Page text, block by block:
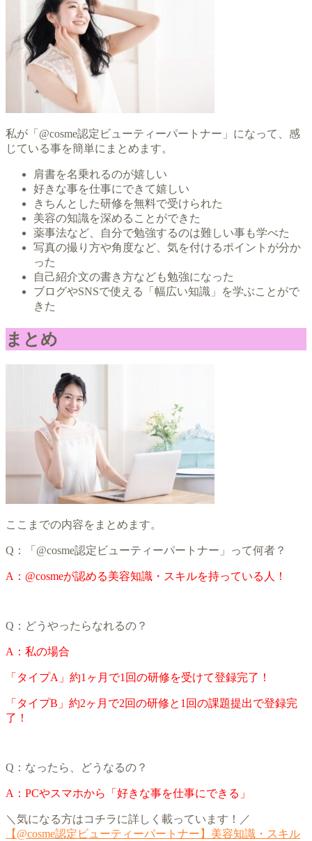
私が「@cosme認定ビューティーパートナー」になって、感
じている事を簡単にまとめます。
肩書を名乗れるのが嬉しい
好きな事を仕事にできて嬉しい
きちんとした研修を無料で受けられた
美容の知識を深めることができた
薬事法など、自分で勉強するのは難しい事も学べた
写真の撮り方や角度など、気を付けるポイントが分か
った
自己紹介文の書き方なども勉強になった
ブログやSNSで使える「幅広い知識」を学ぶことがで
きた
まとめ
ここまでの内容をまとめます。
Q：「@cosme認定ビューティーパートナー」って何者？
A：@cosmeが認める美容知識・スキルを持っている人！
Q：どうやったらなれるの？
A：私の場合
「タイプA」約1ヶ月で1回の研修を受けて登録完了！
「タイプB」約2ヶ月で2回の研修と1回の課題提出で登録完
了！
Q：なったら、どうなるの？
A：PCやスマホから「好きな事を仕事にできる」
＼気になる方はコチラに詳しく載っています！／
【@cosme認定ビューティーパートナー】美容知識・スキル